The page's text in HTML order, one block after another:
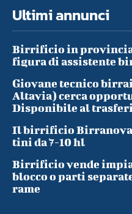
Ultimi annunci
Birrificio in provincia
figura di assistente
Giovane tecnico
Altavia) cerca
Disponibile al
Il birrificio Birranova
tini da 7-10 hl
Birrificio vende
blocco o parti
rame